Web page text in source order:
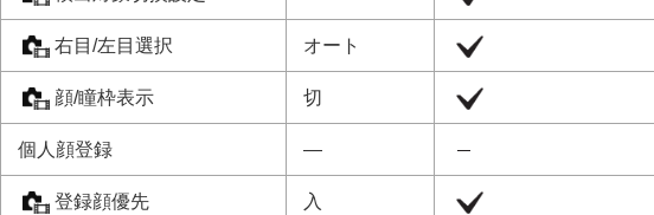
右目/左目選択 オート
顔/瞳枠表示 切
個人顔登録 ―
登録顔優先 入